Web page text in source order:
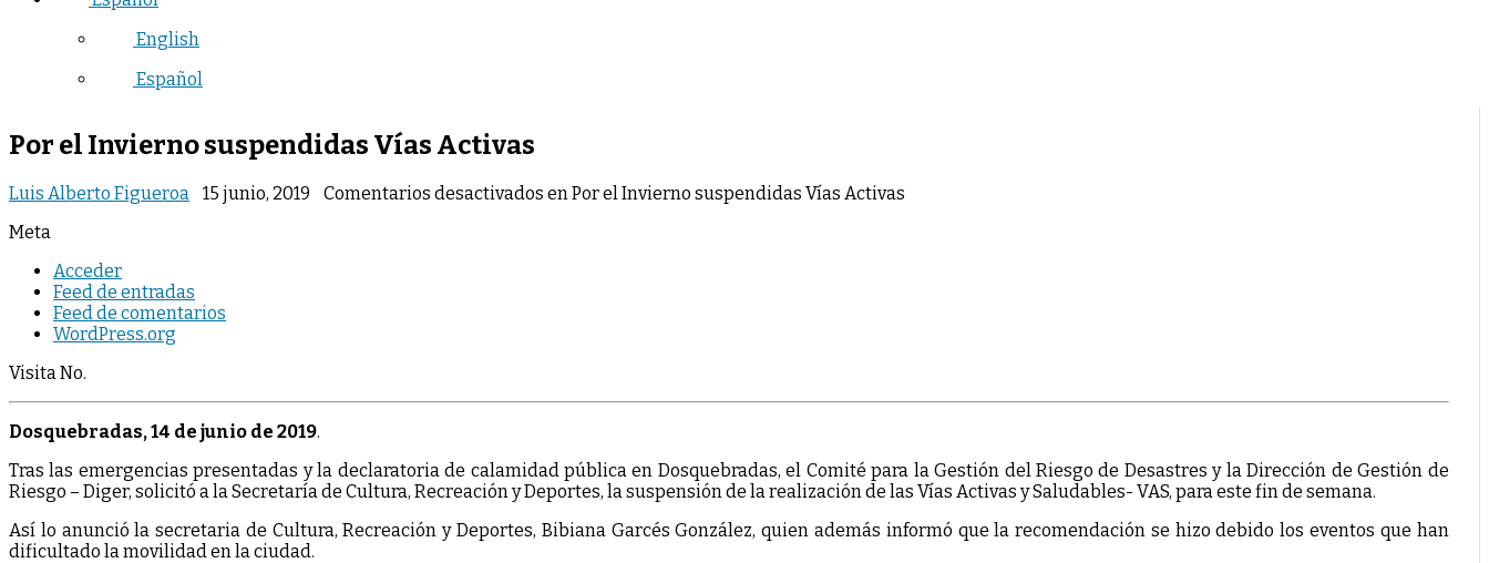
English
Español
Por el Invierno suspendidas Vías Activas
Luis Alberto Figueroa 15 junio, 2019 Comentarios desactivados en Por el Invierno suspendidas Vías Activas
Meta
Acceder
Feed de entradas
Feed de comentarios
WordPress.org
Visita No.
Dosquebradas, 14 de junio de 2019.
Tras las emergencias presentadas y la declaratoria de calamidad pública en Dosquebradas, el Comité para la Gestión del Riesgo de Desastres y la Dirección de Gestión de
Riesgo – Diger, solicitó a la Secretaría de Cultura, Recreación y Deportes, la suspensión de la realización de las Vías Activas y Saludables- VAS, para este fin de semana.
Así lo anunció la secretaria de Cultura, Recreación y Deportes, Bibiana Garcés González, quien además informó que la recomendación se hizo debido los eventos que han
dificultado la movilidad en la ciudad.